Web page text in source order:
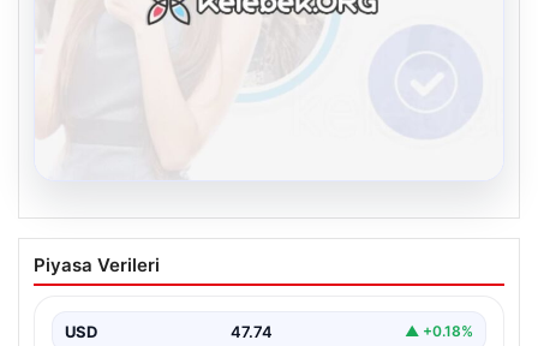
Kelebek sohbet platformu İle Sanal
İletişimin Sertifikalı Adresi Ve
İnternet çağında insanların seviyeli bir şekilde bağlantı
Piyasa Verileri
USD 47.74 ▲ +0.18%